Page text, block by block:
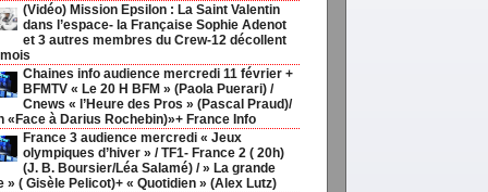
(Vidéo) Mission Epsilon : La Saint Valentin
dans l’espace- la Française Sophie Adenot
et 3 autres membres du Crew-12 décollent
Chaines info audience mercredi 11 février +
BFMTV « Le 20 H BFM » (Paola Puerari) /
Cnews « l’Heure des Pros » (Pascal Praud)/
«Face à Darius Rochebin)»+ France Info
France 3 audience mercredi « Jeux
olympiques d’hiver » / TF1- France 2 ( 20h)
(J. B. Boursier/Léa Salamé) / » La grande
» ( Gisèle Pelicot)+ « Quotidien » (Alex Lutz)